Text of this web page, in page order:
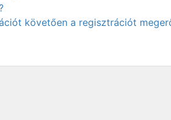
követően a regisztrációt